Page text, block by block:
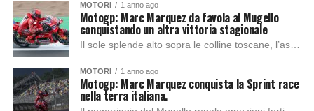
MOTORI 1 anno ago
Motogp: Marc Marquez da favola al Mugello
conquistando un altra vittoria stagionale
Il sole splende alto sopra le colline toscane, l’asfalto rovente del Mugello è pronto ad accogliere uno degli appuntamenti più attesi della stagione MotoGP. L’atmosfera è...
MOTORI 1 anno ago
Motogp: Marc Marquez conquista la Sprint race
nella terra italiana.